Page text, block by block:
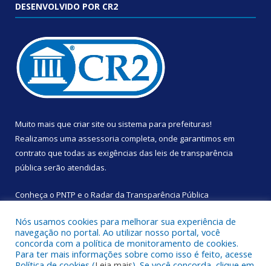
DESENVOLVIDO POR CR2
Muito mais que criar site ou sistema para prefeituras!
Realizamos uma assessoria completa, onde garantimos em
contrato que todas as exigências das leis de transparência
pública serão atendidas.
Conheça o PNTP e o Radar da Transparência Pública
Todos os direitos reservados a Câmara Municipal de Augusto
Nós usamos cookies para melhorar sua experiência de
navegação no portal. Ao utilizar nosso portal, você
concorda com a política de monitoramento de cookies.
Para ter mais informações sobre como isso é feito, acesse